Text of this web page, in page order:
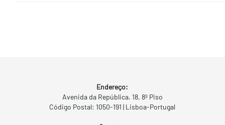
Endereço:
Avenida da República. 18, 8º Piso
Código Postal: 1050-191 | Lisboa-Portugal